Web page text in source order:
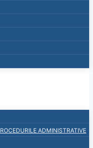
ADMINISTRATIVE